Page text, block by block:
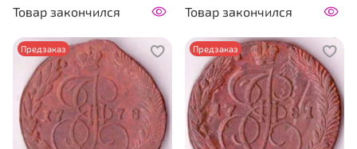
Товар закончился Товар закончился
Предзаказ Предзаказ